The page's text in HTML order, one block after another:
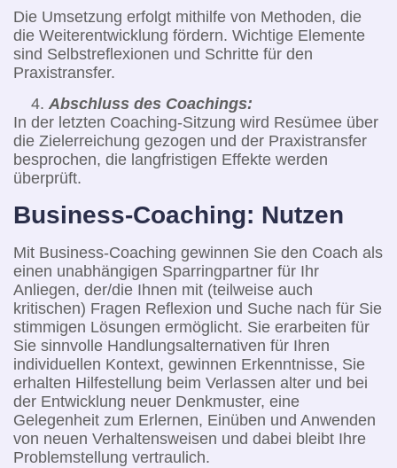
Die Umsetzung erfolgt mithilfe von Methoden, die
die Weiterentwicklung fördern. Wichtige Elemente
sind Selbstreflexionen und Schritte für den
Praxistransfer.
Abschluss des Coachings:
In der letzten Coaching-Sitzung wird Resümee über
die Zielerreichung gezogen und der Praxistransfer
besprochen, die langfristigen Effekte werden
überprüft.
Business-Coaching: Nutzen
Mit Business-Coaching gewinnen Sie den Coach als
einen unabhängigen Sparringpartner für Ihr
Anliegen, der/die Ihnen mit (teilweise auch
kritischen) Fragen Reflexion und Suche nach für Sie
stimmigen Lösungen ermöglicht. Sie erarbeiten für
Sie sinnvolle Handlungsalternativen für Ihren
individuellen Kontext, gewinnen Erkenntnisse, Sie
erhalten Hilfestellung beim Verlassen alter und bei
der Entwicklung neuer Denkmuster, eine
Gelegenheit zum Erlernen, Einüben und Anwenden
von neuen Verhaltensweisen und dabei bleibt Ihre
Problemstellung vertraulich.